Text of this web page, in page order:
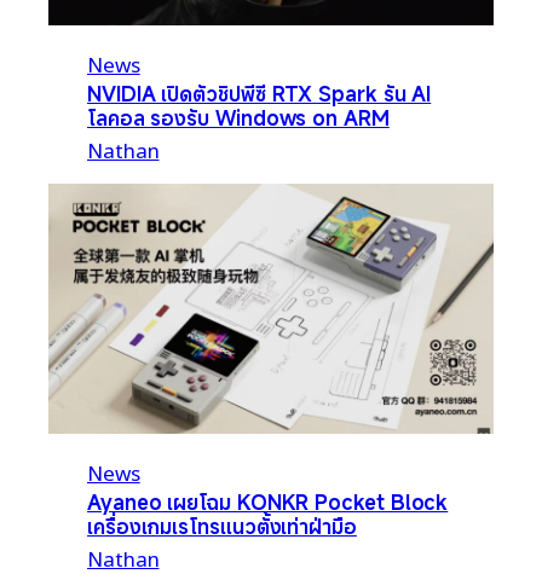
News
NVIDIA เปิดตัวชิปพีซี RTX Spark รัน AI
โลคอล รองรับ Windows on ARM
Nathan
News
Ayaneo เผยโฉม KONKR Pocket Block
เครื่องเกมเรโทรแนวตั้งเท่าฝ่ามือ
Nathan